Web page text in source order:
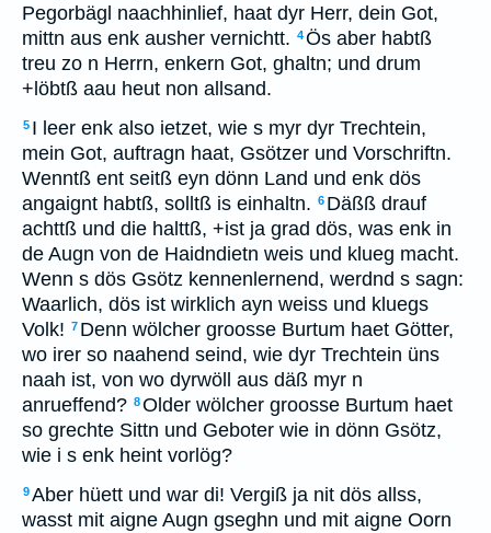
Pegorbägl naachhinlief, haat dyr Herr, dein Got,
mittn aus enk ausher vernichtt. 4Ös aber habtß
treu zo n Herrn, enkern Got, ghaltn; und drum
+löbtß aau heut non allsand.
5 I leer enk also ietzet, wie s myr dyr Trechtein,
mein Got, auftragn haat, Gsötzer und Vorschriftn.
Wenntß ent seitß eyn dönn Land und enk dös
angaignt habtß, solltß is einhaltn. 6 Däßß drauf
achttß und die halttß, +ist ja grad dös, was enk in
de Augn von de Haidndietn weis und klueg macht.
Wenn s dös Gsötz kennenlernend, werdnd s sagn:
Waarlich, dös ist wirklich ayn weiss und kluegs
Volk! 7 Denn wölcher groosse Burtum haet Götter,
wo irer so naahend seind, wie dyr Trechtein üns
naah ist, von wo dyrwöll aus däß myr n
anrueffend? 8Older wölcher groosse Burtum haet
so grechte Sittn und Geboter wie in dönn Gsötz,
wie i s enk heint vorlög?
9Aber hüett und war di! Vergiß ja nit dös allss,
wasst mit aigne Augn gseghn und mit aigne Oorn